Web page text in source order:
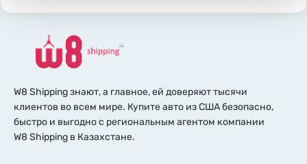
W8 Shipping знают, а главное, ей доверяют тысячи
клиентов во всем мире. Купите авто из США безопасно,
быстро и выгодно с региональным агентом компании
W8 Shipping в Казахстане.